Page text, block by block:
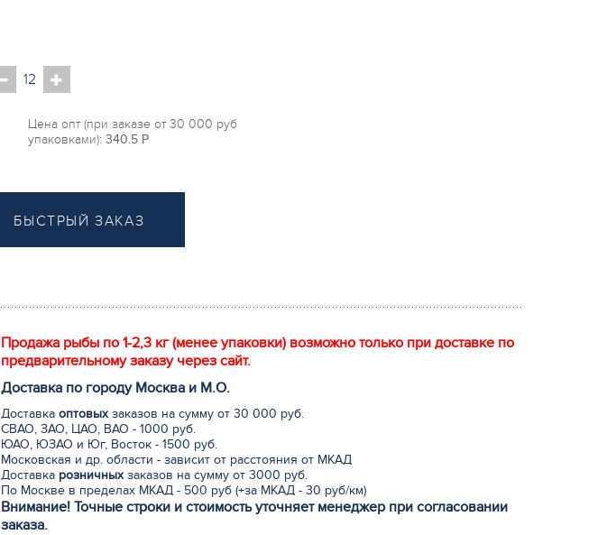
Цена опт (при заказе от 30 000 руб
упаковками): 340.5 P
БЫСТРЫЙ ЗАКАЗ
Продажа рыбы по 1-2,3 кг (менее упаковки) возможно только при доставке по
предварительному заказу через сайт.
Доставка по городу Москва и М.О.
Доставка оптовыхзаказов на сумму от 30 000 руб.
СВАО, ЗАО, ЦАО, ВАО - 1000 руб.
ЮАО, ЮЗАО и Юг, Восток - 1500 руб.
Московская и др. области - зависит от расстояния от МКАД
Доставка розничныхзаказов на сумму от 3000 руб.
По Москве в пределах МКАД - 500 руб (+за МКАД - 30 руб/км)
Внимание! Точные строки и стоимость уточняет менеджер при согласовании
заказа.